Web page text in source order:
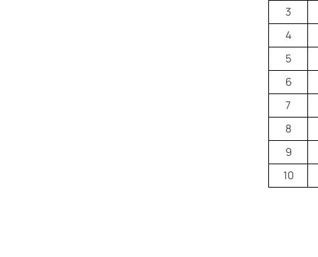
3
4
5
6
7
8
9
10